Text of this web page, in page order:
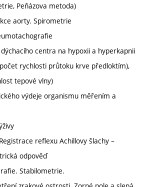
Peňázova metoda)
aorty. Spirometrie
centra na hypoxii a hyperkapnii
rychlosti průtoku krve předloktím),
tepové vlny)
výdeje organismu měřením a
reflexu Achillovy šlachy –
odpověď
Stabilometrie.